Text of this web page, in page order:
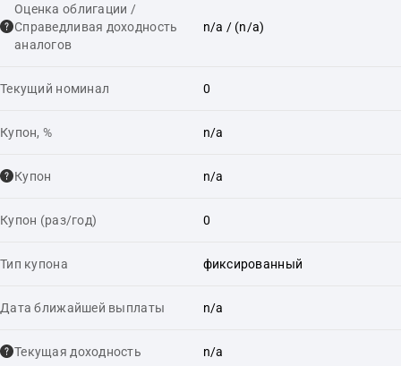
Оценка облигации /
Справедливая доходность
аналогов
n/a / (n/a)
Текущий номинал 0
Купон, % n/a
Купон n/a
Купон (раз/год) 0
Тип купона фиксированный
Дата ближайшей выплаты n/a
Текущая доходность n/a